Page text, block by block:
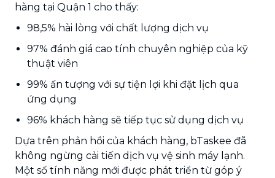
hàng tại Quận 1 cho thấy:
98,5% hài lòng với chất lượng dịch vụ
97% đánh giá cao tính chuyên nghiệp của kỹ
thuật viên
99% ấn tượng với sự tiện lợi khi đặt lịch qua
ứng dụng
96% khách hàng sẽ tiếp tục sử dụng dịch vụ
Dựa trên phản hồi của khách hàng, bTaskee đã
không ngừng cải tiến dịch vụ vệ sinh máy lạnh.
Một số tính năng mới được phát triển từ góp ý